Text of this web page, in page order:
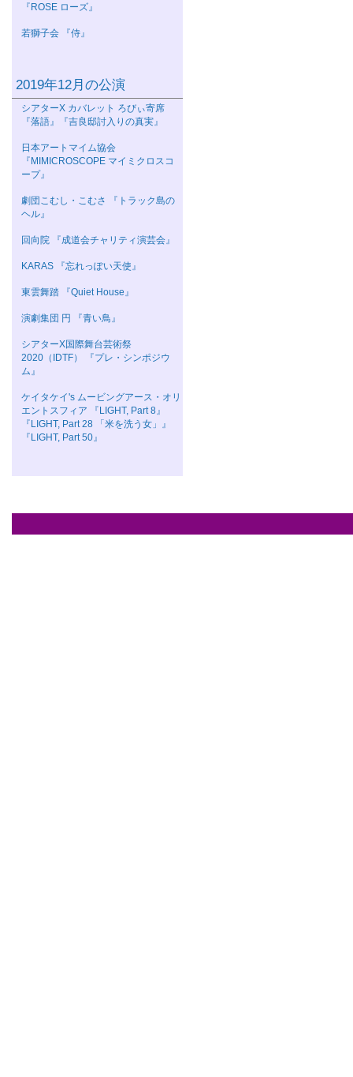
『ROSE ローズ』
若獅子会 『侍』
2019年12月の公演
シアターΧ カバレット ろびぃ寄席
『落語』『吉良邸討入りの真実』
日本アートマイム協会
『MIMICROSCOPE マイミクロスコ
ープ』
劇団こむし・こむさ 『トラック島の
ヘル』
回向院 『成道会チャリティ演芸会』
KARAS 『忘れっぽい天使』
東雲舞踏 『Quiet House』
演劇集団 円 『青い鳥』
シアターΧ国際舞台芸術祭
2020（IDTF） 『プレ・シンポジウ
ム』
ケイタケイ's ムービングアース・オリ
エントスフィア 『LIGHT, Part 8』
『LIGHT, Part 28 「米を洗う女」』
『LIGHT, Part 50』